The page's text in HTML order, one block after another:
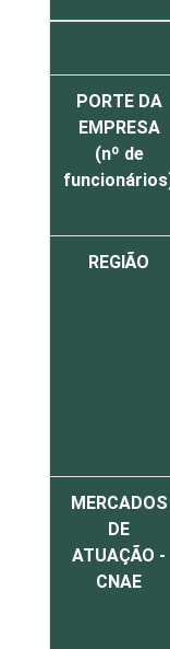
PORTE DA
EMPRESA
(nº de
REGIÃO
MERCADOS
DE
ATUAÇÃO -
CNAE